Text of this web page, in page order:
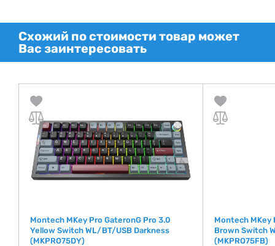
Схожий по стоимости товар может
Вас заинтересовать
Montech MKey Pro GateronG Pro 3.0
Yellow Switch WL/BT/USB Darkness
(MKPRO75DY)
Montech MKey
Brown Switch
(MKPRO75FB)